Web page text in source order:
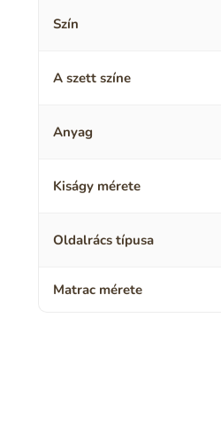
Szín
A szett színe
Anyag
Kiságy mérete
Oldalrács típusa
Matrac mérete